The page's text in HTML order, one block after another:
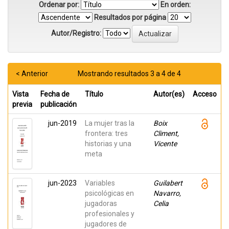
Ordenar por:
En orden:
Resultados por página
Autor/Registro:
Mostrando resultados 3 a 4 de 4
< Anterior
Vista
previa
Fecha de
publicación
Título Autor(es) Acceso
jun-2019
La mujer tras la
frontera: tres
historias y una
meta
Boix
Climent,
Vicente
jun-2023
Variables
psicológicas en
jugadoras
profesionales y
jugadores de
Guilabert
Navarro,
Celia